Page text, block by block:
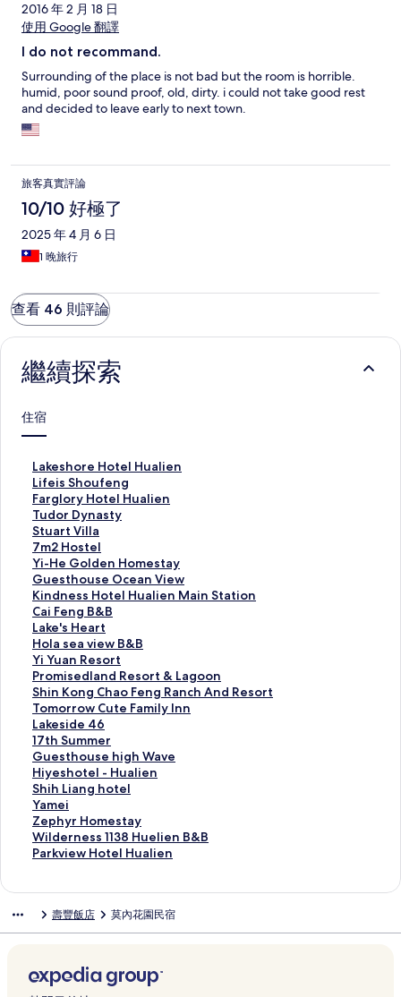
2016 年 2 月 18 日
使用 Google 翻譯
I do not recommand.
Surrounding of the place is not bad but the room is horrible.
humid, poor sound proof, old, dirty. i could not take good rest
and decided to leave early to next town.
旅客真實評論
10/10 好極了
2025 年 4 月 6 日
1 晚旅行
查看 46 則評論
繼續探索
住宿
Lakeshore Hotel Hualien
L
a
k
e
s
h
o
r
e
H
o
t
e
l
H
u
a
l
i
e
n
的
連
結
Lifeis Shoufeng
L
i
f
e
i
s
S
h
o
u
f
e
n
g
的
連
結
Farglory Hotel Hualien
F
a
r
g
l
o
r
y
H
o
t
e
l
H
u
a
l
i
e
n
的
連
結
Tudor Dynasty
T
u
d
o
r
D
y
n
a
s
t
y
的
連
結
Stuart Villa
S
t
u
a
r
t
V
i
l
l
a
的
連
結
7m2 Hostel
7
m
2
H
o
s
t
e
l
的
連
結
Yi-He Golden Homestay
Y
i
-
H
e
G
o
l
d
e
n
H
o
m
e
s
t
a
y
Guesthouse Ocean View
G
u
e
s
t
h
o
u
s
e
O
c
e
a
n
V
i
e
結
Kindness Hotel Hualien Main Station
K
i
n
d
n
e
s
s
H
o
t
e
l
H
u
a
l
M
a
S
Cai Feng B&B
C
a
i
F
e
n
g
B
&
B
的
連
結
Lake's Heart
L
a
k
e
'
s
H
e
a
r
t
的
連
結
Hola sea view B&B
H
o
l
a
s
e
a
v
i
e
w
B
&
B
Yi Yuan Resort
Y
i
Y
u
a
n
R
e
s
o
r
t
的
Promisedland Resort & Lagoon
P
r
o
m
i
s
e
d
l
a
n
d
r
L
Shin Kong Chao Feng Ranch And Resort
S
h
i
n
K
o
n
g
C
h
a
g
n
Tomorrow Cute Family Inn
T
o
m
o
r
r
o
w
C
u
m
y
Lakeside 46
L
a
k
e
s
i
d
e
4
結
17th Summer
1
7
t
h
S
u
m
m
連
結
Guesthouse high Wave
G
u
e
s
t
h
o
i
W
Hiyeshotel - Hualien
H
i
y
e
s
h
-
a
Shih Liang hotel
S
h
i
h
L
h
e
Yamei
Y
a
m
e
結
Zephyr Homestay
Z
e
p
o
s
Wilderness 1138 Huelien B&B
W
i
n
s
Parkview Hotel Hualien
P
i
H
壽豐飯店 莫內花園民宿